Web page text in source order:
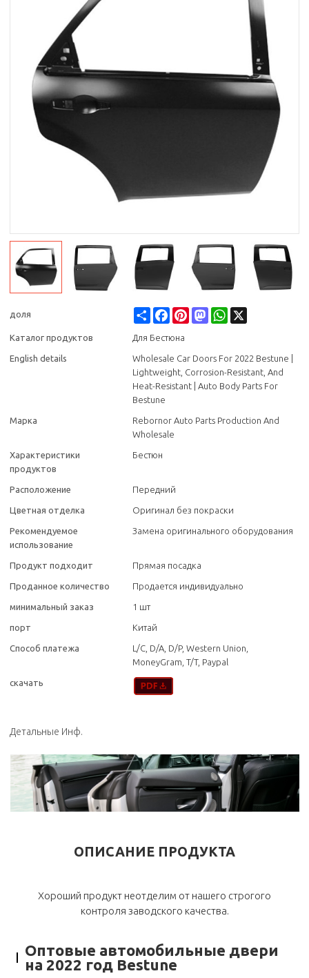
доля Share FacebookPinterestMastodonWhatsApp
Каталог продуктов Для Бестюна
English details
Wholesale Car Doors For 2022 Bestune |
Lightweight, Corrosion-Resistant, And
Heat-Resistant | Auto Body Parts For
Bestune
Марка
Rebornor Auto Parts Production And
Wholesale
Характеристики
продуктов
Бестюн
Расположение Передний
Цветная отделка Оригинал без покраски
Рекомендуемое
использование
Замена оригинального оборудования
Продукт подходит Прямая посадка
Проданное количество Продается индивидуально
минимальный заказ 1 шт
порт Китай
Способ платежа
L/C, D/A, D/P, Western Union,
MoneyGram, T/T, Paypal
скачать
Детальные Инф.
ОПИСАНИЕ ПРОДУКТА
Хороший продукт неотделим от нашего строгого
контроля заводского качества.
Оптовые автомобильные двери
на 2022 год Bestune